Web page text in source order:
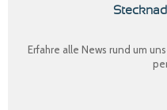
Erfahre alle News rund um